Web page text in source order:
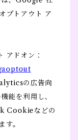
プトアウト ア
アドオン：
の広告向
能を利用し、
Cookieなどの
。